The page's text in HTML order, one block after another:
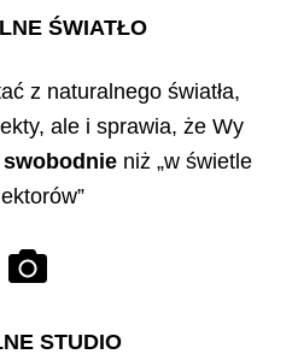
ŚWIATŁO
z naturalnego światła,
ale i sprawia, że Wy
swobodnieniż „w świetle
STUDIO